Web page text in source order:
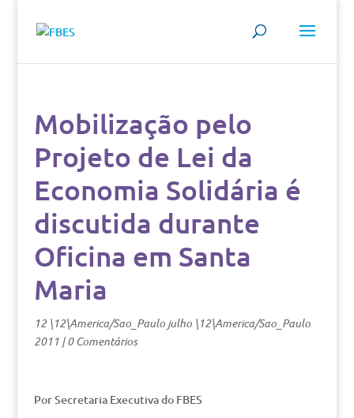
Mobilização pelo
Projeto de Lei da
Economia Solidária é
discutida durante
Oficina em Santa
Maria
12 \12\America/Sao_Paulo julho \12\America/Sao_Paulo
2011|0 Comentários
Por Secretaria Executiva do FBES